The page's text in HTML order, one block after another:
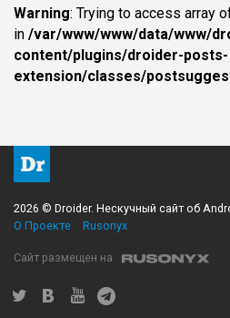
Warning: Trying to access array
in /var/www/www/data/www/
content/plugins/droider-posts-
extension/classes/
2026 © Droider. Нескучный сайт об
О Проекте
Rusonyx
Сайт размещен на